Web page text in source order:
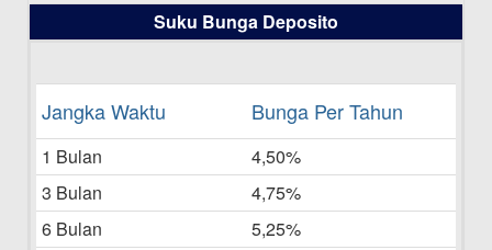
Daftar Pemenang Undian TAMASHA
Bulan Juni 2025
Daftar Pemenang Undian TAMASHA
Laporan Keuangan Berkelanjutan
06-05-2025
Suku Bunga Deposito
Jangka Waktu Bunga Per Tahun
1 Bulan
4,50%
3 Bulan
4,75%
6 Bulan
5,25%